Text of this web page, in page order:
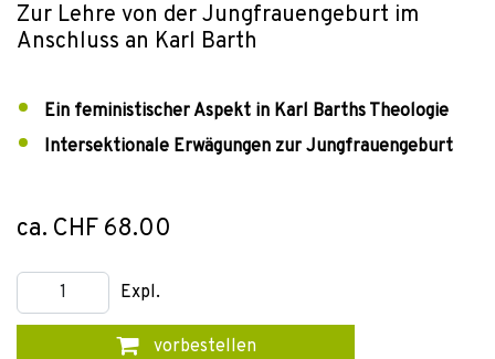
Zur Lehre von der Jungfrauengeburt im
Anschluss an Karl Barth
Ein feministischer Aspekt in Karl Barths Theologie
Intersektionale Erwägungen zur Jungfrauengeburt
ca. CHF 68.00
Expl.
vorbestellen